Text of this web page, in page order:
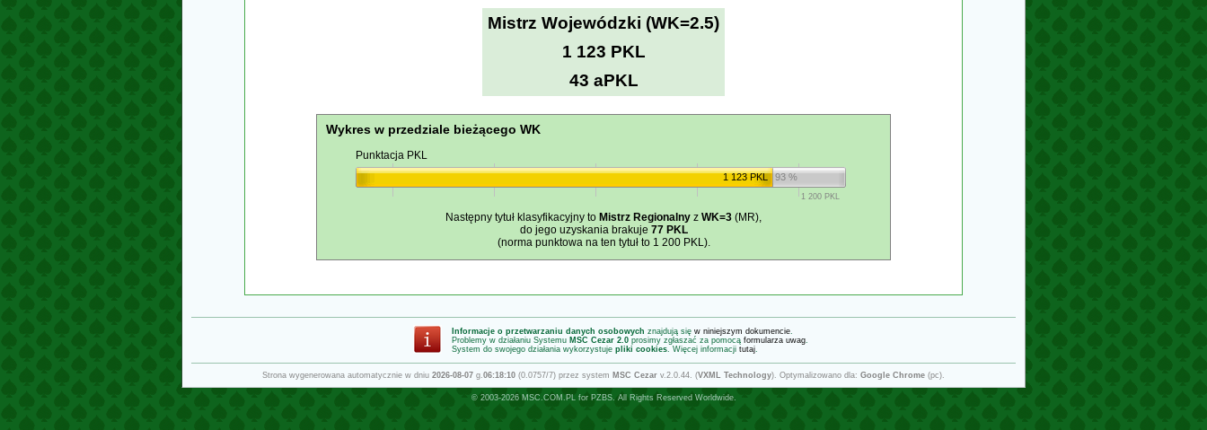
Mistrz Wojewódzki (WK=2.5)
1 123 PKL
43 aPKL
Wykres w przedziale bieżącego WK
Punktacja PKL
1 200 PKL
1 123 PKL 93 %
Następny tytuł klasyfikacyjny to Mistrz Regionalny z WK=3 (MR),
do jego uzyskania brakuje 77 PKL
(norma punktowa na ten tytuł to 1 200 PKL).
Informacje o przetwarzaniu danych osobowych znajdują się w niniejszym dokumencie.
Problemy w działaniu Systemu MSC Cezar 2.0 prosimy zgłaszać za pomocą formularza uwag.
System do swojego działania wykorzystuje pliki cookies. Więcej informacji tutaj.
Strona wygenerowana automatycznie w dniu 2026-08-07 g.06:18:10 (0.0757/7) przez system MSC Cezar v.2.0.44. (VXML Technology). Optymalizowano dla: Google Chrome (pc).
© 2003-2026 MSC.COM.PLfor PZBS. All Rights Reserved Worldwide.